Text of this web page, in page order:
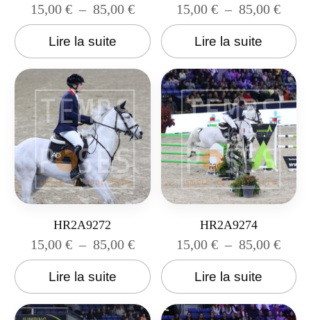
15,00 € – 85,00 €
Lire la suite
15,00€ – 85,00€
Lire la suite
HR2A9272
15,00 € – 85,00 €
Lire la suite
HR2A9274
15,00€ – 85,00€
Lire la suite